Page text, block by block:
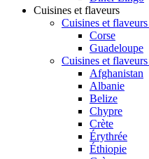
Cuisines et flaveurs
Cuisines et
Corse
Guadeloupe
Cuisines et
Afghanistan
Albanie
Belize
Chypre
Crète
Érythrée
Éthiopie